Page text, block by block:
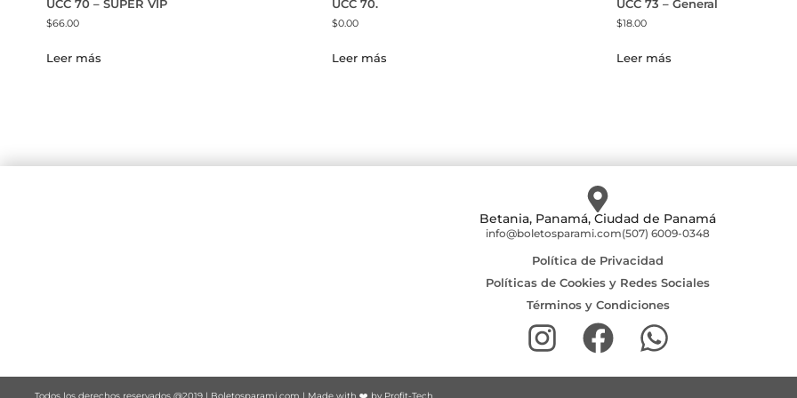
UCC 70 – SUPER VIP
$66.00
Leer más
UCC 70.
$0.00
Leer más
UCC 73 – General
$18.00
Leer más
Betania, Panamá, Ciudad de Panamá
info@boletosparami.com(507) 6009-0348
Política de Privacidad
Políticas de Cookies y Redes Sociales
Términos y Condiciones
Todos los derechos reservados @2019 | Boletosparami.com | Made with ❤️ by Profit-Tech